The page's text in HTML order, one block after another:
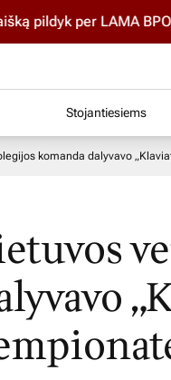
pildyk per LAMA BPO
Stojantiesiems
komanda dalyvavo